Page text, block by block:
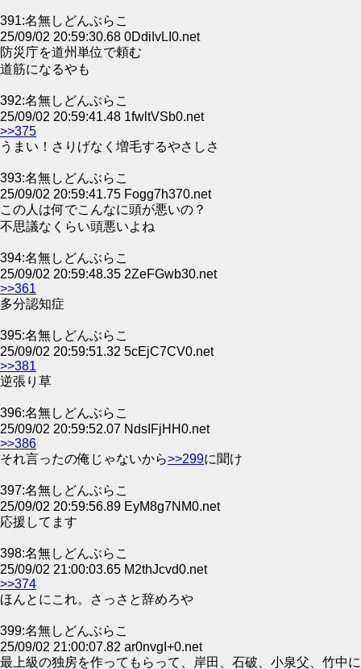
391:名無しどんぶらこ
25/09/02 20:59:30.68 0DdiIvLI0.net
防災庁を道州単位で頼む
道筋になるやも
392:名無しどんぶらこ
25/09/02 20:59:41.48 1fwltVSb0.net
>>375
うまい！さりげなく増毛するやさしさ
393:名無しどんぶらこ
25/09/02 20:59:41.75 Fogg7h370.net
この人は何でこんなに頭が悪いの？
不思議なくらい頭悪いよね
394:名無しどんぶらこ
25/09/02 20:59:48.35 2ZeFGwb30.net
>>361
多分認知症
395:名無しどんぶらこ
25/09/02 20:59:51.32 5cEjC7CV0.net
>>381
逆張り草
396:名無しどんぶらこ
25/09/02 20:59:52.07 NdsIFjHH0.net
>>386
それ言ったの俺じゃないから>>299に聞け
397:名無しどんぶらこ
25/09/02 20:59:56.89 EyM8g7NM0.net
応援してます
398:名無しどんぶらこ
25/09/02 21:00:03.65 M2thJcvd0.net
>>374
ほんとにこれ。さっさと辞めろや
399:名無しどんぶらこ
25/09/02 21:00:07.82 ar0nvgI+0.net
最上級の独房を作ってもらって、岸田、石破、小泉父、竹中に